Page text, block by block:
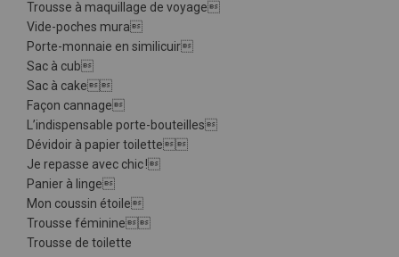
Trousse à maquillage de voyage
Vide-poches mura
Porte-monnaie en similicuir
Sac à cub
Sac à cake
Façon cannage
L’indispensable porte-bouteilles
Dévidoir à papier toilette
Je repasse avec chic !
Panier à linge
Mon coussin étoile
Trousse féminine
Trousse de toilette